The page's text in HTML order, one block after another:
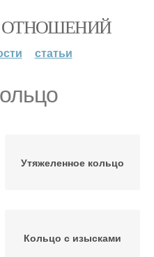
ОТНОШЕНИЙ
статьи
Утяжеленное кольцо
Кольцо с изысками